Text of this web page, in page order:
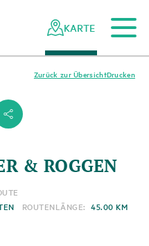
KARTE
s
Drucken
Zurück zur Übersicht
& ROGGEN
ROUTENLÄNGE: 45.00 KM